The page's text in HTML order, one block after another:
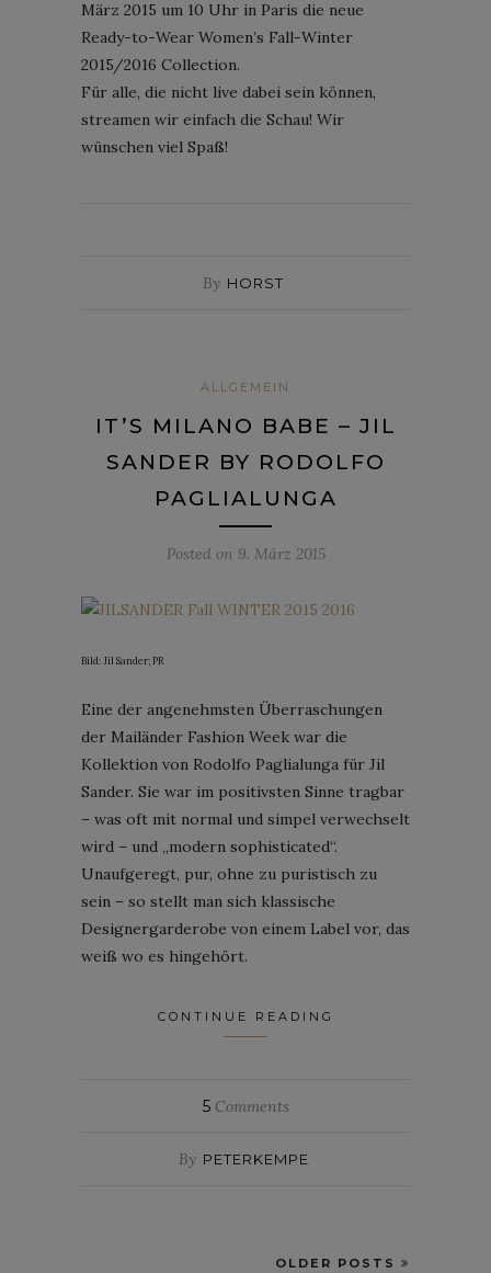
März 2015 um 10 Uhr in Paris die neue
Ready-to-Wear Women’s Fall-Winter
2015/2016 Collection.
Für alle, die nicht live dabei sein können,
streamen wir einfach die Schau! Wir
wünschen viel Spaß!
By HORST
ALLGEMEIN
IT’S MILANO BABE – JIL
SANDER BY RODOLFO
PAGLIALUNGA
Posted on 9. März 2015
Bild: Jil Sander; PR
Eine der angenehmsten Überraschungen
der Mailänder Fashion Week war die
Kollektion von Rodolfo Paglialunga für Jil
Sander. Sie war im positivsten Sinne tragbar
– was oft mit normal und simpel verwechselt
wird – und „modern sophisticated“.
Unaufgeregt, pur, ohne zu puristisch zu
sein – so stellt man sich klassische
Designergarderobe von einem Label vor, das
weiß wo es hingehört.
CONTINUE READING
5Comments
By PETERKEMPE
OLDER POSTS